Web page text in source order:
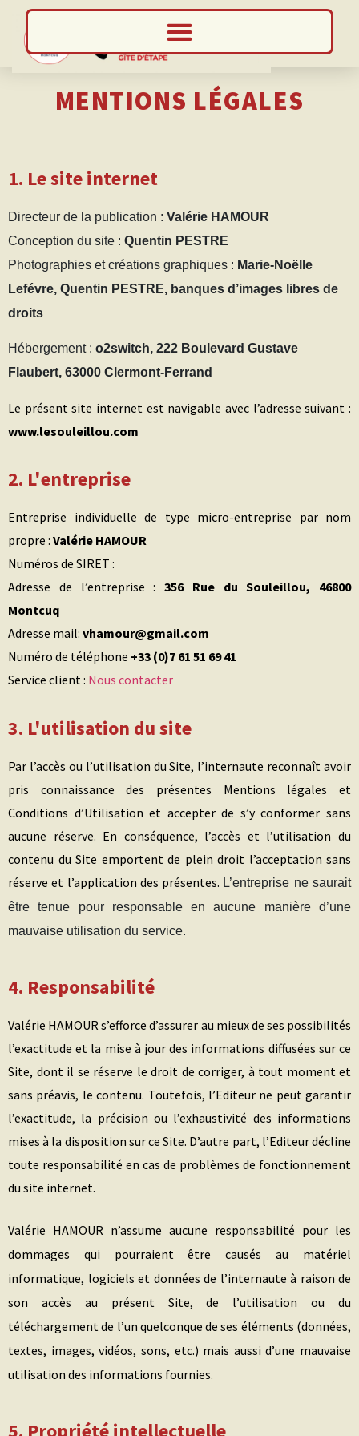
MENTIONS LÉGALES
1. Le site internet
Directeur de la publication : Valérie HAMOUR
Conception du site : Quentin PESTRE
Photographies et créations graphiques : Marie-Noëlle
Lefévre, Quentin PESTRE, banques d’images libres de
droits
Hébergement : o2switch, 222 Boulevard Gustave
Flaubert, 63000 Clermont-Ferrand
Le présent site internet est navigable avec l’adresse suivant :
www.lesouleillou.com
2. L'entreprise
Entreprise individuelle de type micro-entreprise par nom
propre : Valérie HAMOUR
Numéros de SIRET :
Adresse de l’entreprise : 356 Rue du Souleillou, 46800
Montcuq
Adresse mail: vhamour@gmail.com
Numéro de téléphone +33 (0)7 61 51 69 41
Service client : Nous contacter
3. L'utilisation du site
Par l’accès ou l’utilisation du Site, l’internaute reconnaît avoir
pris connaissance des présentes Mentions légales et
Conditions d’Utilisation et accepter de s’y conformer sans
aucune réserve. En conséquence, l’accès et l’utilisation du
contenu du Site emportent de plein droit l’acceptation sans
réserve et l’application des présentes. L’entreprise ne saurait
être tenue pour responsable en aucune manière d’une
mauvaise utilisation du service.
4. Responsabilité
Valérie HAMOUR s’efforce d’assurer au mieux de ses possibilités
l’exactitude et la mise à jour des informations diffusées sur ce
Site, dont il se réserve le droit de corriger, à tout moment et
sans préavis, le contenu. Toutefois, l’Editeur ne peut garantir
l’exactitude, la précision ou l’exhaustivité des informations
mises à la disposition sur ce Site. D’autre part, l’Editeur décline
toute responsabilité en cas de problèmes de fonctionnement
du site internet.
Valérie HAMOUR n’assume aucune responsabilité pour les
dommages qui pourraient être causés au matériel
informatique, logiciels et données de l’internaute à raison de
son accès au présent Site, de l’utilisation ou du
téléchargement de l’un quelconque de ses éléments (données,
textes, images, vidéos, sons, etc.) mais aussi d’une mauvaise
utilisation des informations fournies.
5. Propriété intellectuelle